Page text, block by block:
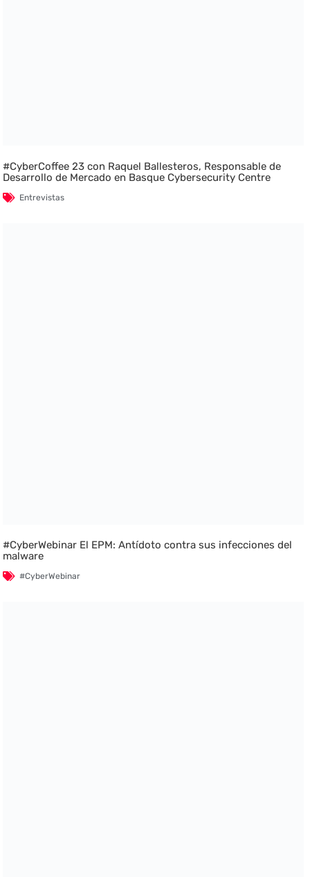
#CyberCoffee 23 con Raquel Ballesteros, Responsable de
Desarrollo de Mercado en Basque Cybersecurity Centre
Entrevistas
#CyberWebinar El EPM: Antídoto contra sus infecciones del
malware
#CyberWebinar